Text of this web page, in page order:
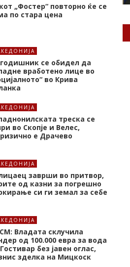
„Фостер“ повторно ќе се
по стара цена
се обидел да
вработено лице во
во Крива
треска се
во Скопје и Велес,
е Драчево
заврши во притвор,
од казни за погрешно
си ги земал за себе
Владата склучила
од 100.000 евра за вода
без јавен оглас,
зделка на Мицкоск